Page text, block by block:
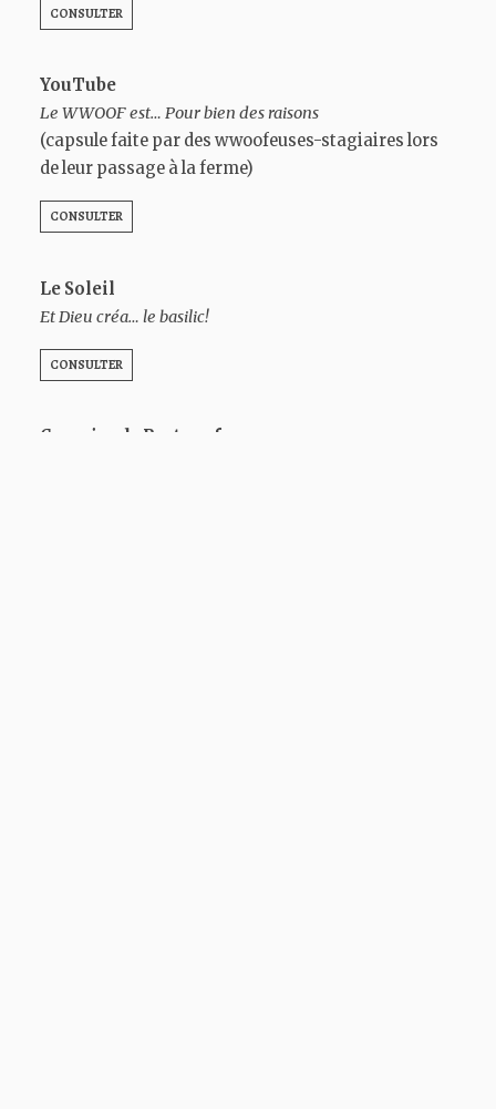
CONSULTER
YouTube
Le WWOOF est… Pour bien des raisons
(capsule faite par des wwoofeuses-stagiaires lors
de leur passage à la ferme)
CONSULTER
Le Soleil
Et Dieu créa… le basilic!
CONSULTER
Courrier de Portneuf